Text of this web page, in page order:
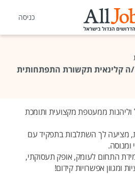
כניסה
ה קלינאית תקשורת התפתחותית
ממעטפת מקצועית ותומכת
מציעה לך השתלבות בתפקיד עם
ומנוסה.
התחום לעומק, אופק תעסוקתי,
ומגוון אפשרויות קידום!